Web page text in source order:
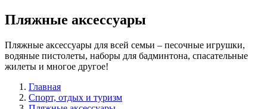
Пляжные аксессуары
Пляжные аксессуары для всей семьи – песочные игрушки,
водяные пистолеты, наборы для бадминтона, спасательные
жилеты и многое другое!
Главная
Спорт, отдых и туризм